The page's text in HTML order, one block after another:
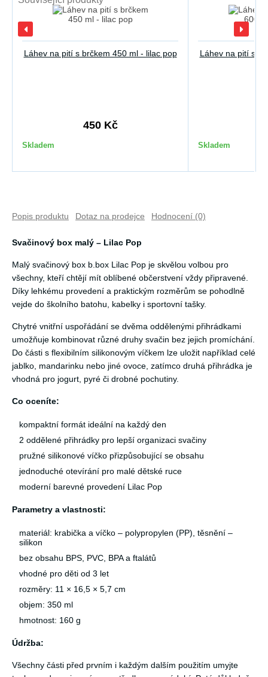
Láhev na pití s brčkem 450 ml - lilac pop
450 Kč
Skladem
Láhev na pití s
Skladem
Popis produktu Dotaz na prodejce Hodnocení (0)
Svačinový box malý – Lilac Pop
Malý svačinový box b.box Lilac Pop je skvělou volbou pro
všechny, kteří chtějí mít oblíbené občerstvení vždy připravené.
Díky lehkému provedení a praktickým rozměrům se pohodlně
vejde do školního batohu, kabelky i sportovní tašky.
Chytré vnitřní uspořádání se dvěma oddělenými přihrádkami
umožňuje kombinovat různé druhy svačin bez jejich promíchání.
Do části s flexibilním silikonovým víčkem lze uložit například celé
jablko, mandarinku nebo jiné ovoce, zatímco druhá přihrádka je
vhodná pro jogurt, pyré či drobné pochutiny.
Co oceníte:
kompaktní formát ideální na každý den
2 oddělené přihrádky pro lepší organizaci svačiny
pružné silikonové víčko přizpůsobující se obsahu
jednoduché otevírání pro malé dětské ruce
moderní barevné provedení Lilac Pop
Parametry a vlastnosti:
materiál: krabička a víčko – polypropylen (PP), těsnění –
silikon
bez obsahu BPS, PVC, BPA a ftalátů
vhodné pro děti od 3 let
rozměry: 11 × 16,5 × 5,7 cm
objem: 350 ml
hmotnost: 160 g
Údržba:
Všechny části před prvním i každým dalším použitím umyjte